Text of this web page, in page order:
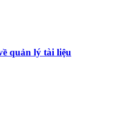
quản lý tài liệu